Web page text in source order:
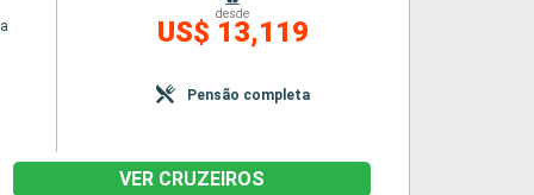
desde
US$ 13,119
Pensão completa
VER CRUZEIROS